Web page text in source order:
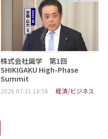
株式会社識学 第1回
SHIKIGAKU High-Phase
Summit
2026.07.31 16:56 経済/ビジネス